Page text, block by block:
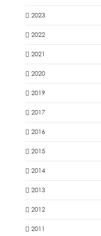
2023
2022
2021
2020
2019
2017
2016
2015
2014
2013
2012
2011